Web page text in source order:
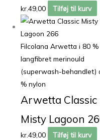
kr.49,00 Tilføj til kurv
Filcolana Arwetta i 80 %
langfibret merinould
(superwash-behandlet)
% nylon
Arwetta Classic
Misty Lagoon
kr.49,00 Tilføj til kurv